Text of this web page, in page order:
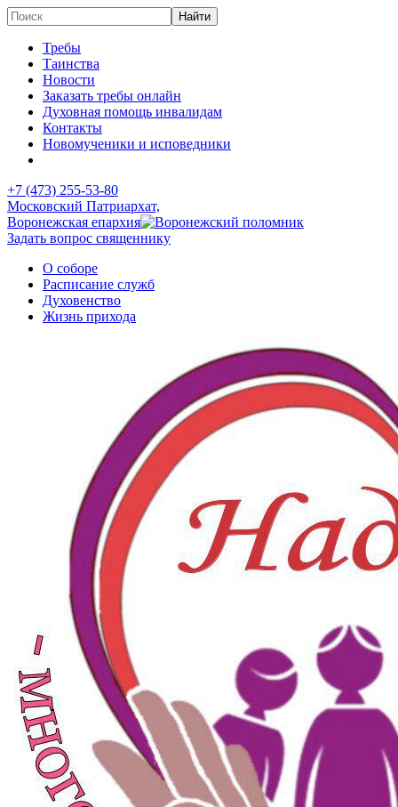
Требы
Таинства
Новости
Заказать требы онлайн
Духовная помощь инвалидам
Контакты
Новомученики и исповедники
+7 (473) 255-53-80
Московский Патриархат,
Воронежская епархия
Задать вопрос священнику
О соборе
Расписание служб
Духовенство
Жизнь прихода